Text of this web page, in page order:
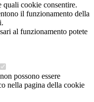
quali cookie consentire.
il funzionamento della
al funzionamento potete
possono essere
nella pagina della cookie